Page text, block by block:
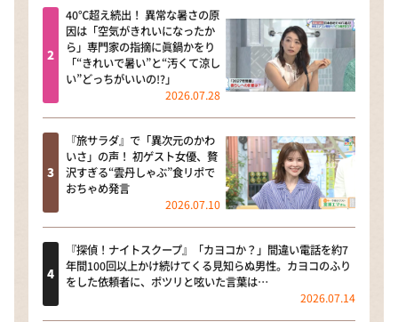
40℃超え続出！ 異常な暑さの原
因は「空気がきれいになったか
ら」専門家の指摘に眞鍋かをり
「“きれいで暑い”と“汚くて涼し
い”どっちがいいの!?」
2026.07.28
『旅サラダ』で「異次元のかわ
いさ」の声！ 初ゲスト女優、贅
沢すぎる“雲丹しゃぶ”食リポで
おちゃめ発言
2026.07.10
『探偵！ナイトスクープ』「カヨコか？」間違い電話を約7
年間100回以上かけ続けてくる見知らぬ男性。カヨコのふり
をした依頼者に、ポツリと呟いた言葉は…
2026.07.14